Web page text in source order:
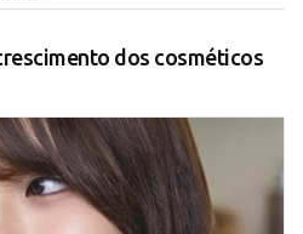
dos cosméticos